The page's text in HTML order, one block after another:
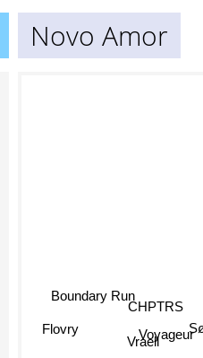
Novo Amor
Voyageur
CHPTRS
Boundary Run
Vraell
Flovry